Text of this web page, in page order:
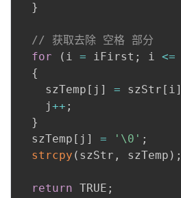
}
// 获取去除 空格 部分
for
( i = iFirst ; i <=
{
    szTemp
[ j ] = szStr [ i]
    j
++ ;
}
  szTemp
[ j ] = '\0' ;
strcpy ( szStr , szTemp ) ;
return TRUE ;